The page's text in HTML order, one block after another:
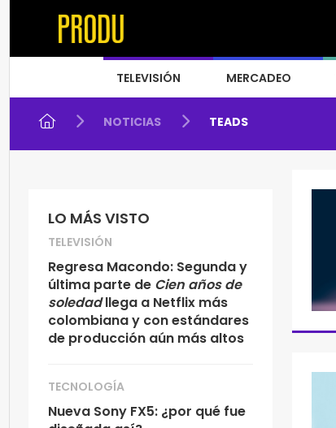
TELEVISIÓN MERCADEO
NOTICIAS TEADS
LO MÁS VISTO
TELEVISIÓN
Regresa Macondo: Segunda y
última parte de Cien años de
soledadllega a Netflix más
colombiana y con estándares
de producción aún más altos
TECNOLOGÍA
Nueva Sony FX5: ¿por qué fue